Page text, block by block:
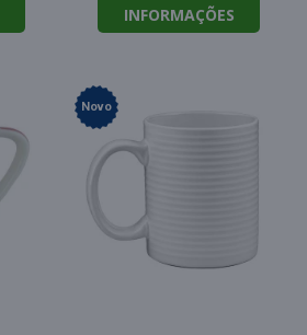
INFORMAÇÕES
Novo